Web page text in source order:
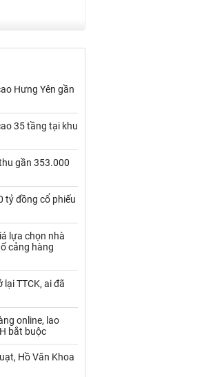
Mắc ca
Ngũ cốc
Phân bón
Sắt thép
Thức ăn chăn nuôi
Tôm
Hưng Yên gần
35 tầng tại khu
gần 353.000
tỷ đồng cổ phiếu
lựa chọn nhà
cảng hàng
TTCK, ai đã
online, lao
bắt buộc
Hồ Văn Khoa